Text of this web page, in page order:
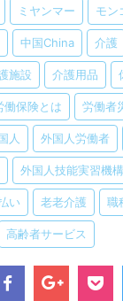
ミヤンマー モン
中国China 介護
施設 介護用品
働保険とは 労働者
人 外国人労働者
外国人技能実習機構
い 老老介護 職
高齢者サービス